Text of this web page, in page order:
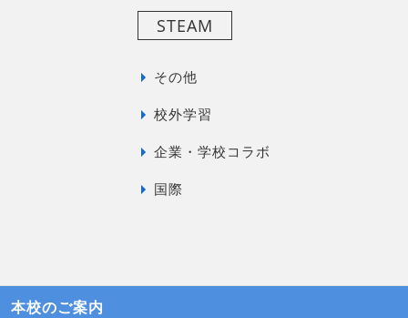
STEAM
その他
校外学習
企業・学校コラボ
国際
本校のご案内